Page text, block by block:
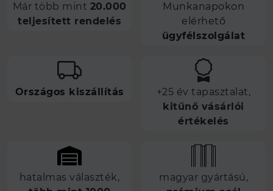
Már több mint 20.000
teljesített rendelés
Munkanapokon
elérhető
ügyfélszolgálat
Országos kiszállítás
+25 év tapasztalat,
kitűnő vásárlói
értékelés
hatalmas választék,
magyar gyártású,